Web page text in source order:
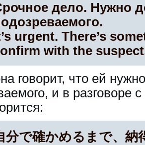
дело. Нужно
urgent. There’s
with the
говорит, что ей
и в разговоре
分で確かめるまで、納